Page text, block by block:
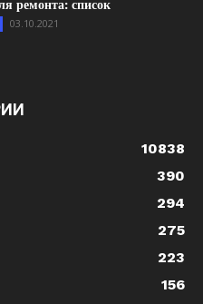
ремонта: список
03.10.2021
10838
390
294
275
223
156